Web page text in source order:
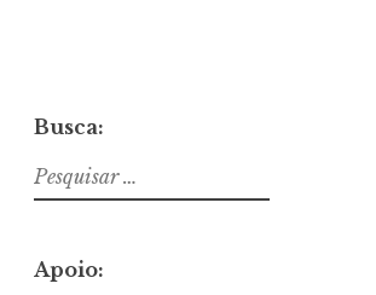
Busca:
Pesquisar
por:
Apoio: